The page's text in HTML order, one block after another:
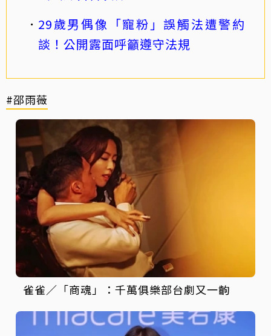
29歲男偶像「寵粉」誤觸法遭警約
談！公開露面呼籲遵守法規
#邵雨薇
雀雀／「商魂」：千萬俱樂部台劇又一齣